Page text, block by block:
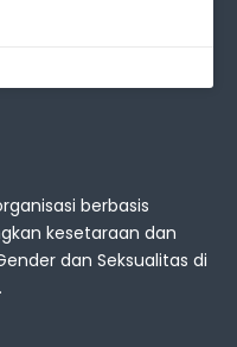
berbasis
kesetaraan dan
dan Seksualitas di